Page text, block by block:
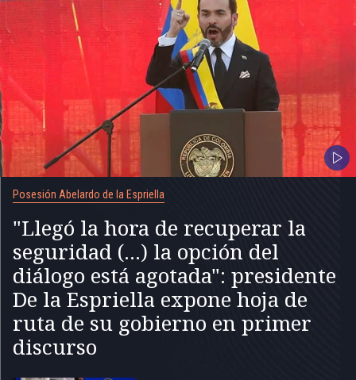
Posesión Abelardo de la Espriella
"Llegó la hora de recuperar la
seguridad (...) la opción del
diálogo está agotada": presidente
De la Espriella expone hoja de
ruta de su gobierno en primer
discurso